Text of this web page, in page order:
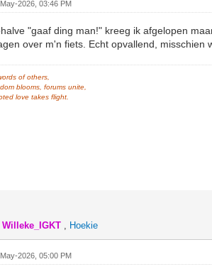
2026, 03:46 PM
"gaaf ding man!" kreeg ik afgelopen
over m'n fiets. Echt opvallend, misschien
of others,
blooms, forums unite,
love takes flight.
Willeke_IGKT , Hoekie
2026, 05:00 PM